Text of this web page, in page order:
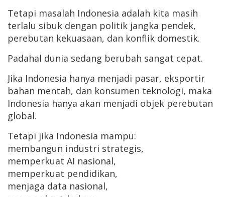
Tetapi masalah Indonesia adalah kita masih
terlalu sibuk dengan politik jangka pendek,
perebutan kekuasaan, dan konflik domestik.
Padahal dunia sedang berubah sangat cepat.
Jika Indonesia hanya menjadi pasar, eksportir
bahan mentah, dan konsumen teknologi, maka
Indonesia hanya akan menjadi objek perebutan
global.
Tetapi jika Indonesia mampu:
membangun industri strategis,
memperkuat AI nasional,
memperkuat pendidikan,
menjaga data nasional,